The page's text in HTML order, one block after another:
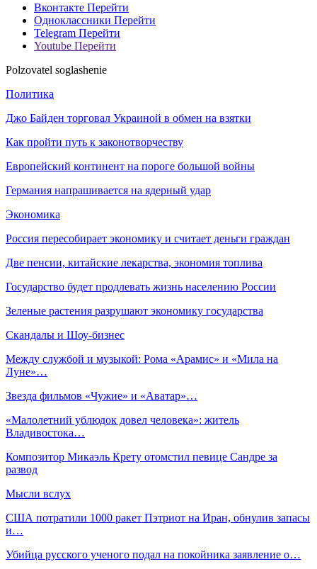
Вконтакте Перейти
Одноклассники Перейти
Telegram Перейти
Youtube Перейти
Polzovatel soglashenie
Политика
Джо Байден торговал Украиной в обмен на взятки
Как пройти путь к законотворчеству
Европейский континент на пороге большой войны
Германия напрашивается на ядерный удар
Экономика
Россия пересобирает экономику и считает деньги граждан
Две пенсии, китайские лекарства, экономия топлива
Государство будет продлевать жизнь населению России
Зеленые растения разрушают экономику государства
Скандалы и Шоу-бизнес
Между службой и музыкой: Рома «Арамис» и «Мила на
Луне»…
Звезда фильмов «Чужие» и «Аватар»…
«Малолетний ублюдок довел человека»: житель
Владивостока…
Композитор Микаэль Крету отомстил певице Сандре за
развод
Мысли вслух
США потратили 1000 ракет Пэтриот на Иран, обнулив запасы
и…
Убийца русского ученого подал на покойника заявление о…